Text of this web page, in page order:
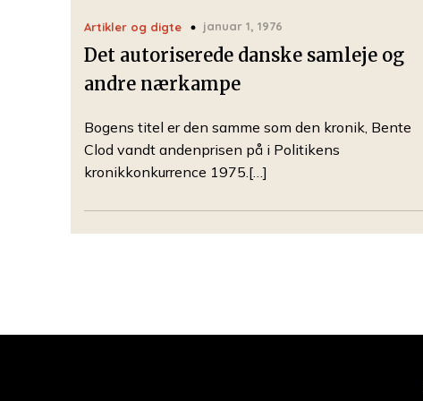
Artikler og digte januar 1, 1976
Det autoriserede danske samleje og
andre nærkampe
Bogens titel er den samme som den kronik, Bente
Clod vandt andenprisen på i Politikens
kronikkonkurrence 1975.[…]